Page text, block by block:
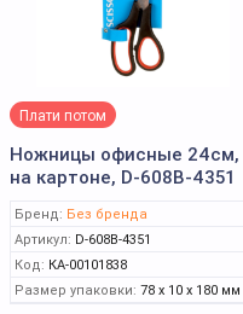
Плати потом
Ножницы офисные 24см,
на картоне, D-608B-4351
Бренд: Без бренда
Артикул: D-608B-4351
Код: КА-00101838
Размер упаковки: 78 x 10 x 180 мм